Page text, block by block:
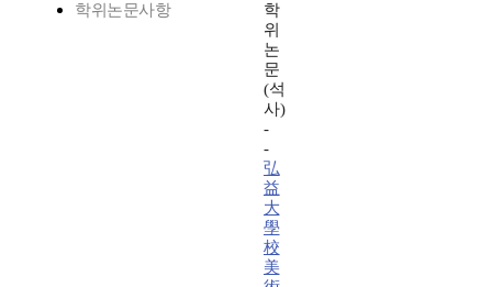
학위논문사항
학
위
논
문
(석
사)
-
-
弘
益
大
學
校
美